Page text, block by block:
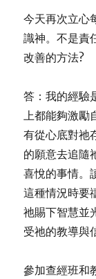
今天再次立心
識神。不是責
改善的方法?
答：我的經驗
上都能夠激勵
有從心底對祂
的願意去追隨
喜悅的事情。
這種情況時要
祂賜下智慧並
受祂的教導與
參加查經班和